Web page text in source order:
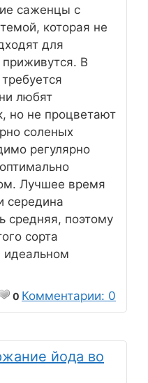
саженцы с
которая не
для
В
любят
но не процветают
соленых
регулярно
Лучшее время
середина
средняя, поэтому
сорта
идеальном
0 Комментарии: 0
йода во